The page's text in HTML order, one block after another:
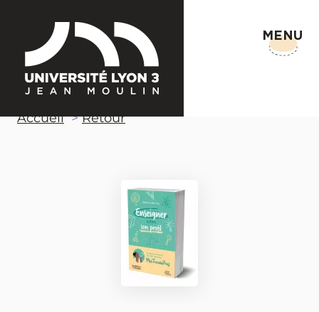
MENU
Accueil Retour